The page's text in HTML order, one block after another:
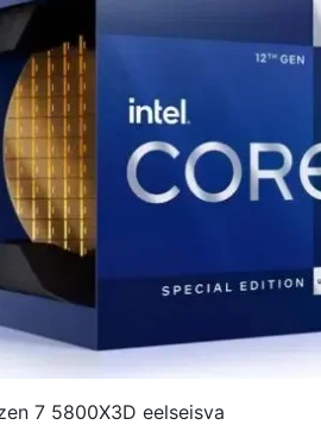
7 5800X3D eelseisva